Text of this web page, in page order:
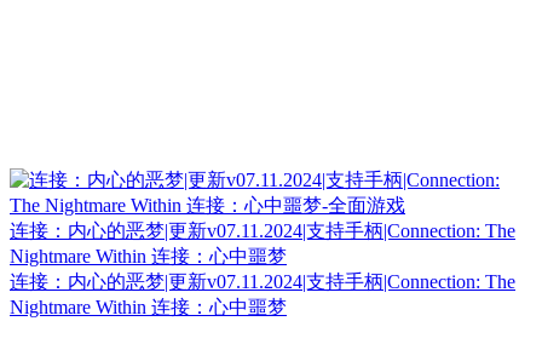
连接：内心的恶梦|更新v07.11.2024|支持手柄|Connection: The
Nightmare Within 连接：心中噩梦
连接：内心的恶梦|更新v07.11.2024|支持手柄|Connection: The
Nightmare Within 连接：心中噩梦